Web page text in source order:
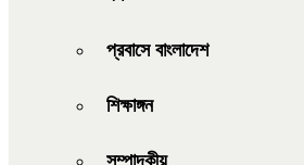
প্রবাসে বাংলাদেশ
শিক্ষাঙ্গন
সম্পাদকীয়